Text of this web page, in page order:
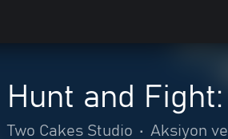
Hunt and
Two Cakes Studio • Aksiyon